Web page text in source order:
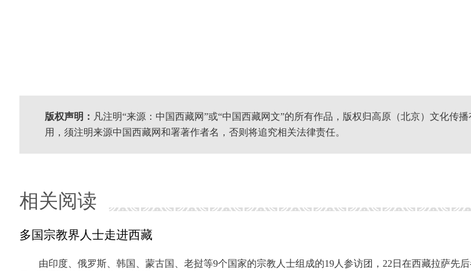
版权声明： 凡注明“来源：中国西藏网”或“中国西藏网文”的所有作品，版权归高原（北京）文化传
用，须注明来源中国西藏网和署著作者名，否则将追究相关法律责任。
相关阅读
多国宗教界人士走进西藏
由印度、俄罗斯、韩国、蒙古国、老挝等9个国家的宗教人士组成的19人参访团，22日在西藏拉萨先